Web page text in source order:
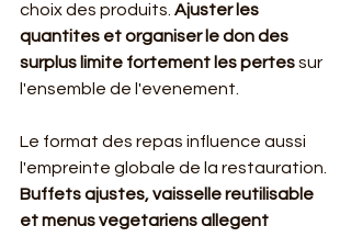
choix des produits. Ajuster les
quantites et organiser le don des
surplus limite fortement les pertes sur
l'ensemble de l'evenement.
Le format des repas influence aussi
l'empreinte globale de la restauration.
Buffets ajustes, vaisselle reutilisable
et menus vegetariens allegent